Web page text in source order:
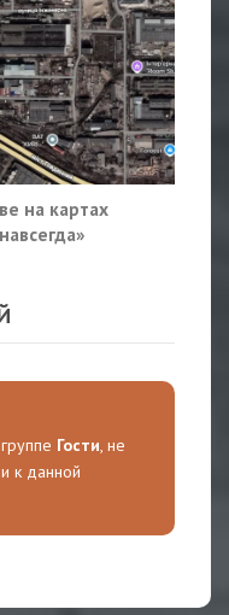
на картах
Гости, не
к данной